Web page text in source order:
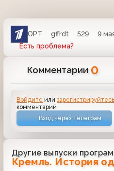
ОРТ gffrdt 529
9
Есть проблема?
Комментарии 0
Войдите илизарегистрируйтесь
комментарий
Вход через Телеграм
Другие выпуски
Кремль. История